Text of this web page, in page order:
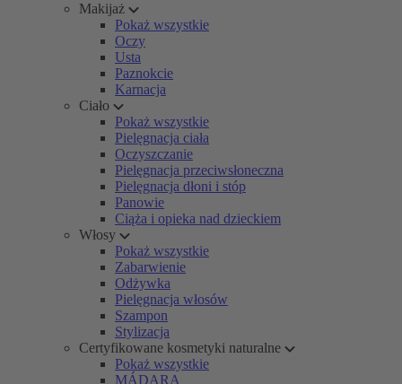
Makijaż
Pokaż wszystkie
Oczy
Usta
Paznokcie
Karnacja
Ciało
Pokaż wszystkie
Pielęgnacja ciała
Oczyszczanie
Pielęgnacja przeciwsłoneczna
Pielęgnacja dłoni i stóp
Panowie
Ciąża i opieka nad dzieckiem
Włosy
Pokaż wszystkie
Zabarwienie
Odżywka
Pielęgnacja włosów
Szampon
Stylizacja
Certyfikowane kosmetyki naturalne
Pokaż wszystkie
MÁDARA